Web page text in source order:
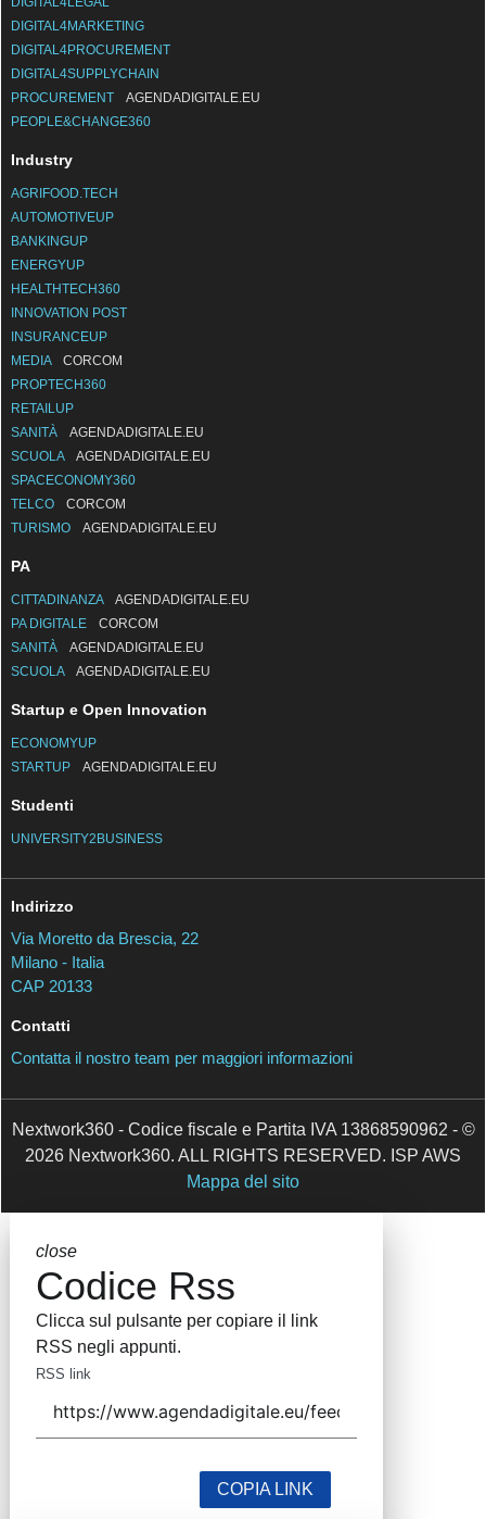
DIGITAL4LEGAL
DIGITAL4MARKETING
DIGITAL4PROCUREMENT
DIGITAL4SUPPLYCHAIN
PROCUREMENT
AGENDADIGITALE.EU
AGRIFOOD.TECH
AUTOMOTIVEUP
BANKINGUP
ENERGYUP
HEALTHTECH360
INNOVATION POST
INSURANCEUP
MEDIA CORCOM
PROPTECH360
RETAILUP
SANITÀ
AGENDADIGITALE.EU
SCUOLA
AGENDADIGITALE.EU
SPACECONOMY360
TELCO CORCOM
CITTADINANZA AGENDADIGITALE.EU
PA DIGITALE
CORCOM
SANITÀ
AGENDADIGITALE.EU
ECONOMYUP
Via Moretto da Brescia, 22
Milano - Italia
Nextwork360 - Codice fiscale e Partita IVA 13868590962
- © 2026 Nextwork360. ALL RIGHTS RESERVED. ISP
close
Codice Rss
Clicca sul pulsante per copiare il link RSS
RSS link